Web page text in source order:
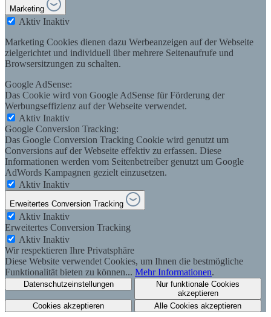
Marketing
Aktiv Inaktiv
Marketing Cookies dienen dazu Werbeanzeigen auf der Webseite
zielgerichtet und individuell über mehrere Seitenaufrufe und
Browsersitzungen zu schalten.
Google AdSense:
Das Cookie wird von Google AdSense für Förderung der
Werbungseffizienz auf der Webseite verwendet.
Aktiv Inaktiv
Google Conversion Tracking:
Das Google Conversion Tracking Cookie wird genutzt um
Conversions auf der Webseite effektiv zu erfassen. Diese
Informationen werden vom Seitenbetreiber genutzt um Google
AdWords Kampagnen gezielt einzusetzen.
Aktiv Inaktiv
Erweitertes Conversion Tracking
Aktiv Inaktiv
Erweitertes Conversion Tracking
Aktiv Inaktiv
Wir respektieren Ihre Privatsphäre
Diese Website verwendet Cookies, um Ihnen die bestmögliche
Funktionalität bieten zu können... Mehr Informationen.
Datenschutzeinstellungen
Nur funktionale Cookies
akzeptieren
Cookies akzeptieren
Alle Cookies akzeptieren